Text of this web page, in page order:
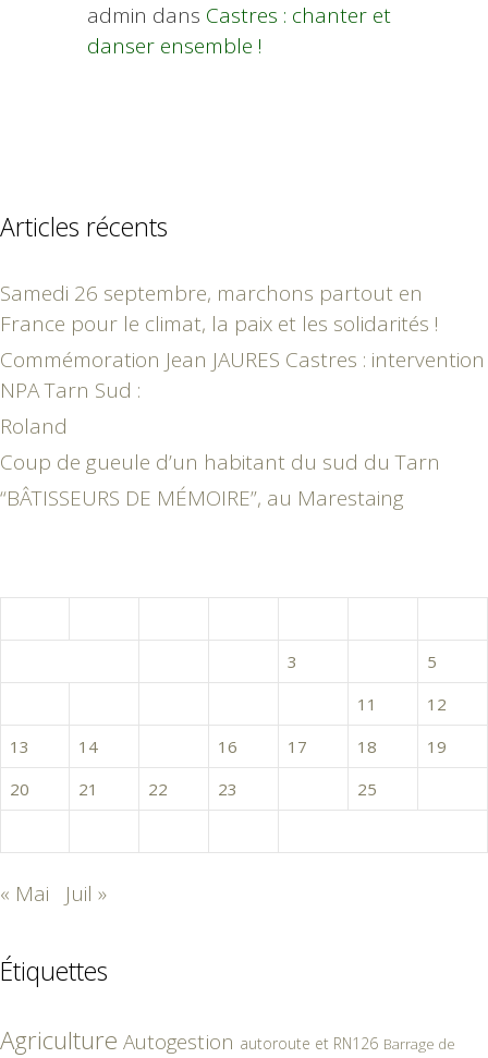
admin dans Castres : chanter et
danser ensemble !
Articles récents
Samedi 26 septembre, marchons partout en
France pour le climat, la paix et les solidarités !
Commémoration Jean JAURES Castres : intervention
NPA Tarn Sud :
Roland
Coup de gueule d’un habitant du sud du Tarn
“BÂTISSEURS DE MÉMOIRE”, au Marestaing
3
5
11
12
13
14 16 17 18
19
20
21 22 23 25
« Mai Juil »
Étiquettes
Agriculture Autogestion autoroute et RN126 Barrage de